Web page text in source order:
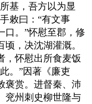
基，吾方以为显
敕曰：“有文事
口。”怀慰至郡，修
，决沈湖灌溉。
，怀慰出所食麦饭
。”因著《廉吏
褒赏。进督秦、沛
兖州刺史柳世隆与